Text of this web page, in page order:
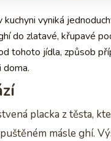
vyniká
do zlatavé, křupavé
tohoto jídla, způsob
placka z těsta,
másle ghí.